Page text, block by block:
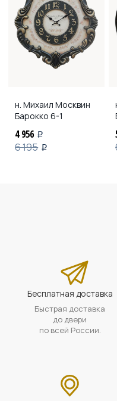
н. Михаил Москвин
Барокко 6-1
4 956 i
6 195 i
Бесплатная доставка
Быстрая доставка
до двери
по всей России.